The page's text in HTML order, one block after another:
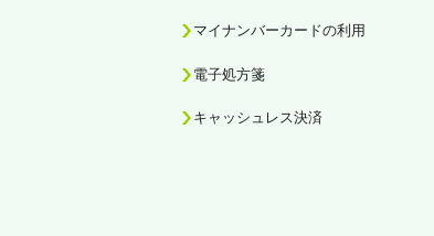
マイナンバーカードの利用
電子処方箋
キャッシュレス決済